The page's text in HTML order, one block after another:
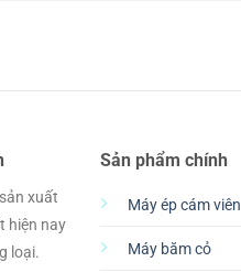
xuất
hiện nay
loại.
Sản phẩm chính
Máy ép cám viên
Máy băm cỏ